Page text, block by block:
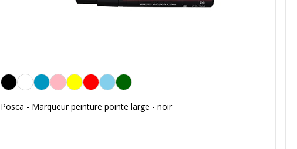
Noir
Posca - Marqueur peinture pointe large - noir